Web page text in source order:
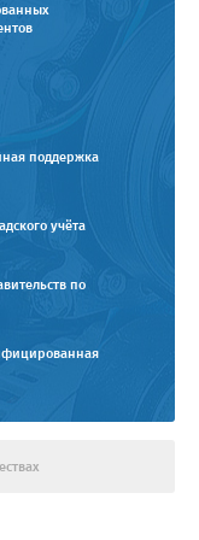
поддержка
учёта
по